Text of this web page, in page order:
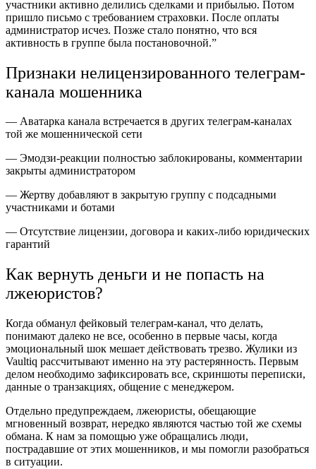
участники активно делились сделками и прибылью. Потом
пришло письмо с требованием страховки. После оплаты
администратор исчез. Позже стало понятно, что вся
активность в группе была постановочной.”
Признаки нелицензированного телеграм-
канала мошенника
— Аватарка канала встречается в других телеграм-каналах
той же мошеннической сети
— Эмодзи-реакции полностью заблокированы, комментарии
закрыты администратором
— Жертву добавляют в закрытую группу с подсадными
участниками и ботами
— Отсутствие лицензии, договора и каких-либо юридических
гарантий
Как вернуть деньги и не попасть на
лжеюристов?
Когда обманул фейковый телеграм-канал, что делать,
понимают далеко не все, особенно в первые часы, когда
эмоциональный шок мешает действовать трезво. Жулики из
Vaultiq рассчитывают именно на эту растерянность. Первым
делом необходимо зафиксировать все, скриншоты переписки,
данные о транзакциях, общение с менеджером.
Отдельно предупреждаем, лжеюристы, обещающие
мгновенный возврат, нередко являются частью той же схемы
обмана. К нам за помощью уже обращались люди,
пострадавшие от этих мошенников, и мы помогли разобраться
в ситуации.